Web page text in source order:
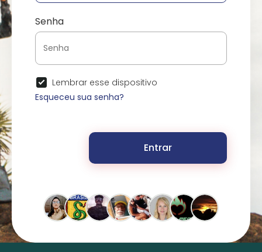
Senha
Lembrar esse dispositivo
Esqueceu sua senha?
Entrar